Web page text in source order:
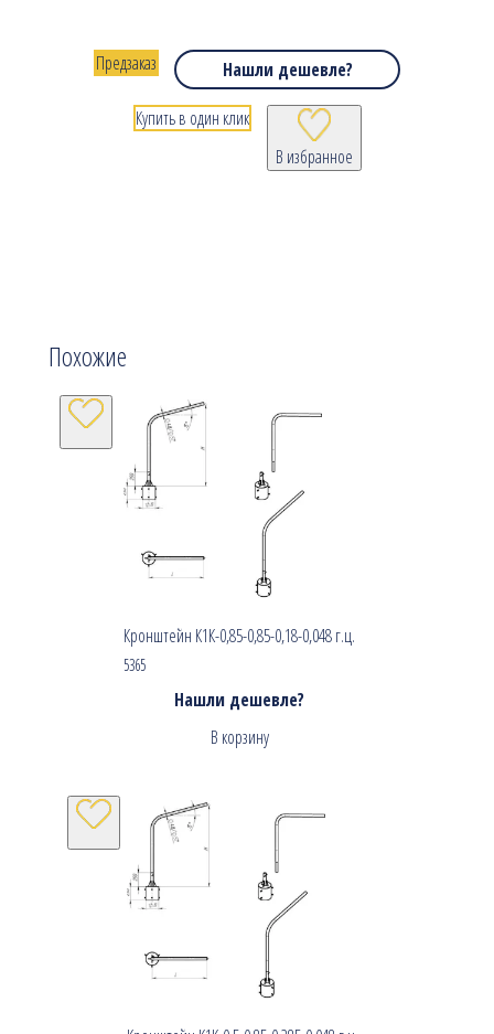
Нашли дешевле?
В избранное
Предзаказ
Купить в один клик
Похожие
Кронштейн К1К-0,85-0,85-0,18-0,048 г.ц.
5365
Нашли дешевле?
В корзину